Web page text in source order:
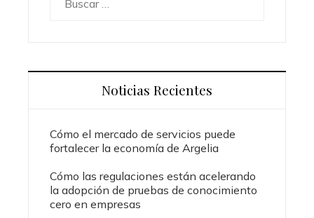
Noticias Recientes
Cómo el mercado de servicios puede
fortalecer la economía de Argelia
Cómo las regulaciones están acelerando
la adopción de pruebas de conocimiento
cero en empresas